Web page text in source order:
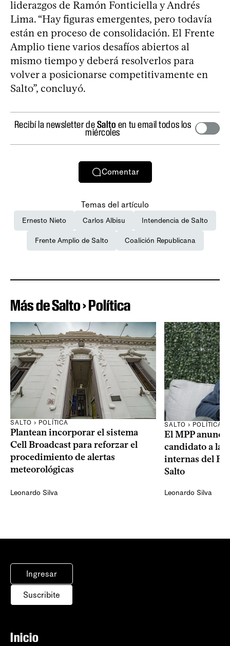
liderazgos de Ramón Fonticiella y Andrés
Lima. “Hay figuras emergentes, pero todavía
están en proceso de consolidación. El Frente
Amplio tiene varios desafíos abiertos al
mismo tiempo y deberá resolverlos para
volver a posicionarse competitivamente en
Salto”, concluyó.
Recibí la newsletter deSalto en tu email todos los
miércoles
Comentar
Temas del artículo
Ernesto Nieto Carlos Albisu Intendencia de Salto
Frente Amplio de Salto Coalición Republicana
Más de Salto › Política
SALTO › POLÍTICA
Plantean incorporar el sistema
Cell Broadcast para reforzar el
procedimiento de alertas
meteorológicas
Leonardo Silva
SALTO › POLÍTICA
El MPP
candidato a la
internas del
Salto
Leonardo Silva
Ingresar
Suscribite
Inicio